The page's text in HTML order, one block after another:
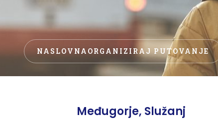
NASLOVNA ORGANIZIRAJ PUTOVANJE
Međugorje, Služanj